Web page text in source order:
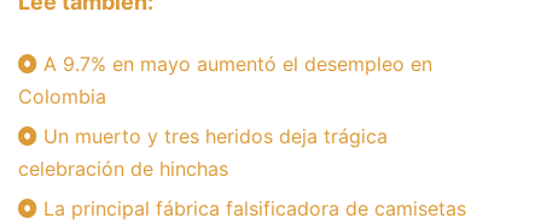
A 9.7% en mayo aumentó el desempleo en
Colombia
Un muerto y tres heridos deja trágica
celebración de hinchas
La principal fábrica falsificadora de camisetas